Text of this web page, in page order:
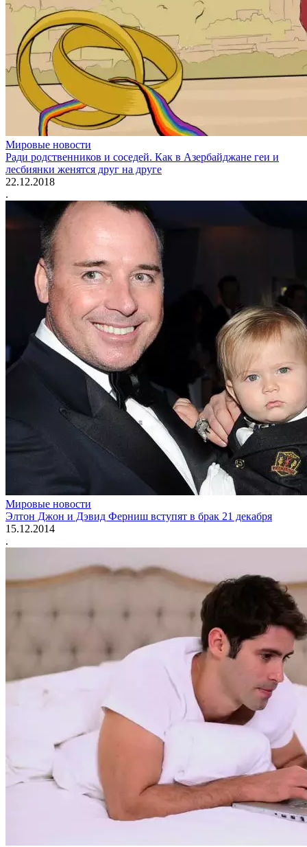
Мировые новости
Ради родственников и соседей. Как в Азербайджане геи и
лесбиянки женятся друг на друге
22.12.2018
.
Мировые новости
Элтон Джон и Дэвид Ферниш вступят в брак 21 декабря
15.12.2014
.